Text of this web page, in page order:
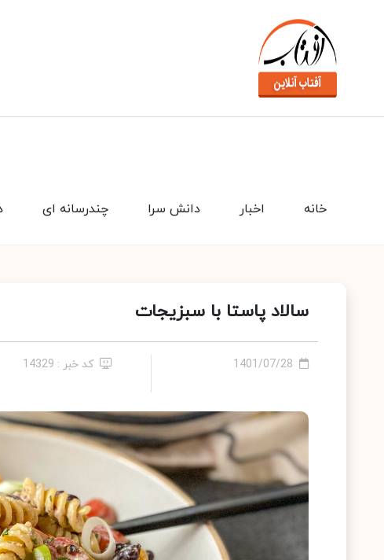
چندرسانه ای دانش سرا اخبار خانه
سالاد پاستا با سبزیجات
1401/07/28 کد خبر : 14329